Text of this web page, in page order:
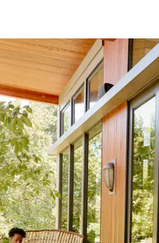
prema gore i prema dolje, kao i